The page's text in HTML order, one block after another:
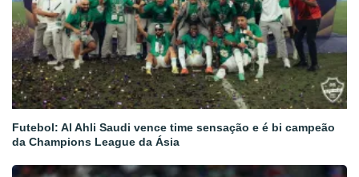
Futebol: Al Ahli Saudi vence time sensação e é bi campeão
da Champions League da Ásia